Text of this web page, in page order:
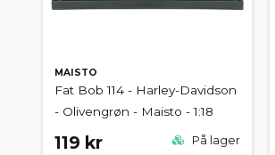
MAISTO
Fat Bob 114 - Harley-Davidson
- Olivengrøn - Maisto - 1:18
119 kr På lager